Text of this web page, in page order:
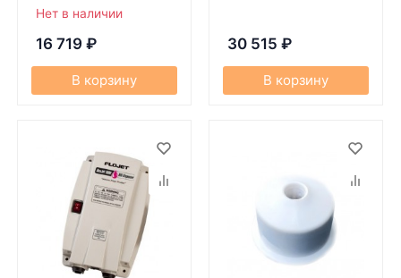
Нет в наличии
16 719 ₽
В корзину
30 515 ₽
В корзину